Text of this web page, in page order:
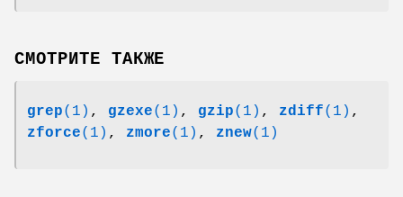
СМОТРИТЕ ТАКЖЕ
grep(1) , gzexe(1) , gzip(1) , zdiff(1) ,
zforce(1) , zmore(1) , znew(1)